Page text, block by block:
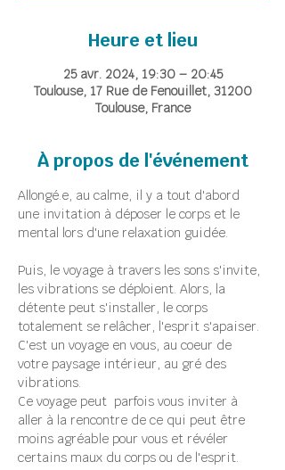
Heure et lieu
25 avr. 2024, 19:30 – 20:45
Toulouse, 17 Rue de Fenouillet, 31200
Toulouse, France
À propos de l'événement
Allongé.e, au calme, il y a tout d'abord
une invitation à déposer le corps et le
mental lors d'une relaxation guidée.
Puis, le voyage à travers les sons s'invite,
les vibrations se déploient. Alors, la
détente peut s'installer, le corps
totalement se relâcher, l'esprit s'apaiser.
C'est un voyage en vous, au coeur de
votre paysage intérieur, au gré des
vibrations.
Ce voyage peut  parfois vous inviter à
aller à la rencontre de ce qui peut être
moins agréable pour vous et révéler
certains maux du corps ou de l'esprit.